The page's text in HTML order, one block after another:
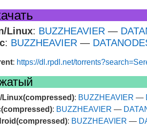
Linux: BUZZHEAVIER —
: BUZZHEAVIER —
: https://dl.rpdl.net/
Linux(compressed): BUZZHEAVIER —
: BUZZHEAVIER —
: BUZZHEAVIER —